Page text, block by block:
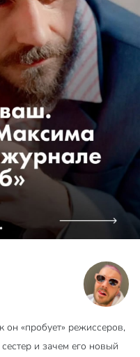
«пробует» режиссеров,
и зачем его новый